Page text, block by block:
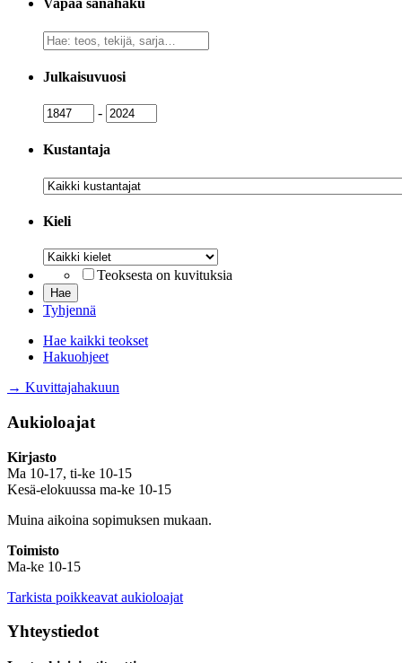
Vapaa sanahaku
Vapaa
sanahaku
Julkaisuvuosi
Julkaisuvuosi
- Julkaisuvuosi
Kustantaja
Kustantaja
Kieli
Kieli
Teoksesta on kuvituksia
Tyhjennä
Hae kaikki teokset
Hakuohjeet
→ Kuvittajahakuun
Aukioloajat
Kirjasto
Ma 10-17, ti-ke 10-15
Kesä-elokuussa ma-ke 10-15
Muina aikoina sopimuksen mukaan.
Toimisto
Ma-ke 10-15
Tarkista poikkeavat aukioloajat
Yhteystiedot